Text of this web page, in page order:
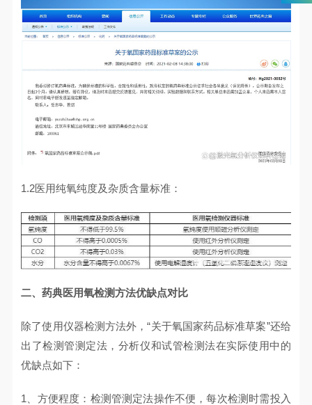
1.2医用纯氧纯度及杂质含量标准：
二、药典医用氧检测方法优缺点对比
除了使用仪器检测方法外，“关于氧国家药品标准草案”还给
出了检测管测定法，分析仪和试管检测法在实际使用中的
优缺点如下：
1、方便程度：检测管测定法操作不便，每次检测时需投入